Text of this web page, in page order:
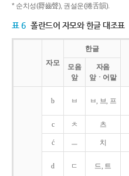
* 순치성(脣齒聲), 권설운(捲舌韻).
표 6 폴란드어 자모와 한글 대조표
자모
한글
모음
앞
자음
앞ㆍ어말
b ㅂ ㅂ, 브, 프
c ㅊ 츠
ć ㅡ 치
d ㄷ 드, 트